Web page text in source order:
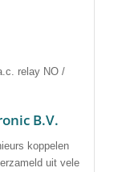
relay NO /
B.V.
koppelen
uit vele